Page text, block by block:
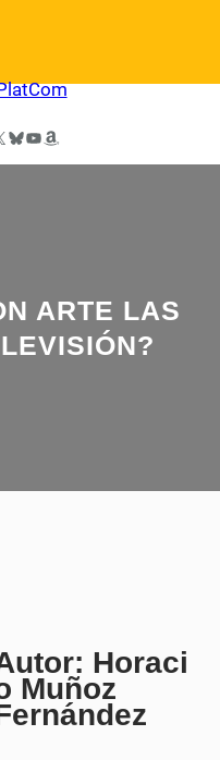
Bluesky YouTube Amazon
ARTE LAS
Horaci
Muñoz